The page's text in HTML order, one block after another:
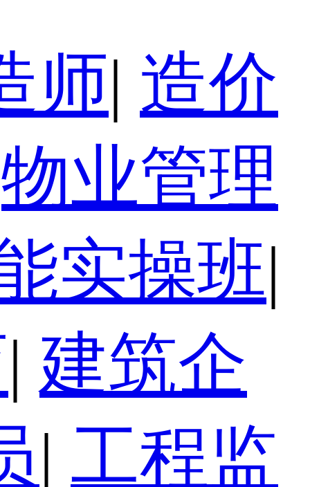
师| 造价
物业管理
实操班|
| 建筑企
| 工程监